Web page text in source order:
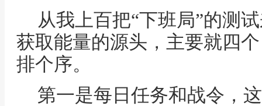
从我上百把“下班局”的测
获取能量的源头，主要就四
排个序。
第一是每日任务和战令，